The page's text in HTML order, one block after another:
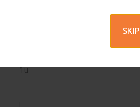
SKIP
1u